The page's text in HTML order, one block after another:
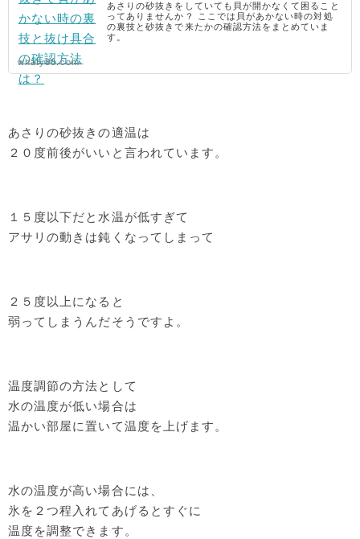
あさりの砂抜きをしていても貝が開かなくて困ること
ってありませんか？ ここでは貝があかない時の対処
の裏技と砂抜きで来たかの確認方法をまとめていま
す。
whaty88.com
あさりの砂抜きの適温は
２０度前後がいいと言われています。
１５度以下だと水温が低すぎて
アサリの動きは鈍くなってしまって
２５度以上になると
弱ってしまうんだそうですよ。
温度調節の方法として
水の温度が低い場合は
温かい部屋に置いて温度を上げます。
水の温度が高い場合には、
氷を２つ程入れてあげるとすぐに
温度を調整できます。